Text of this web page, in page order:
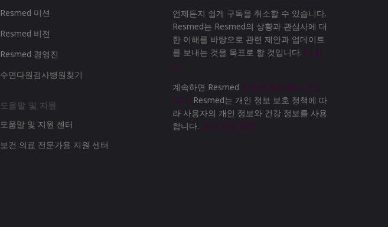
Resmed 미션
Resmed 비전
Resmed 경영진
수면다원검사병원찾기
도움말 및 지원
도움말 및 지원 센터
보건 의료 전문가용 지원 센터
언제든지 쉽게 구독을 취소할 수 있습니다.
Resmed는 Resmed의 상황과 관심사에 대
한 이해를 바탕으로 관련 제안과 업데이트
를 보내는 것을 목표로 할 것입니다. 더 읽
기
계속하면 Resmed 약관에 동의하는 것입
니다. Resmed는 개인 정보 보호 정책에 따
라 사용자의 개인 정보와 건강 정보를 사용
합니다. 개인 정보 정책.